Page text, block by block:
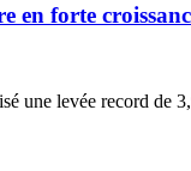
en forte
levée record de